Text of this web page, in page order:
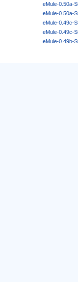
eMule-0.50a-
eMule-0.50a-
eMule-0.49c-
eMule-0.49c-
eMule-0.49b-